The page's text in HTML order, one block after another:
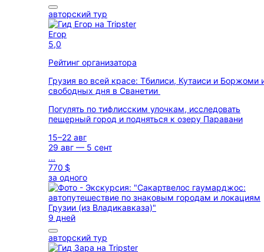
авторский тур
Егор
5,0
Рейтинг организатора
Грузия во всей красе: Тбилиси, Кутаиси и Боржоми
свободных дня в Сванетии
Погулять по тифлисским улочкам, исследовать
пещерный город и подняться к озеру Паравани
15–22 авг
29 авг — 5 сент
...
770 $
за одного
9 дней
авторский тур